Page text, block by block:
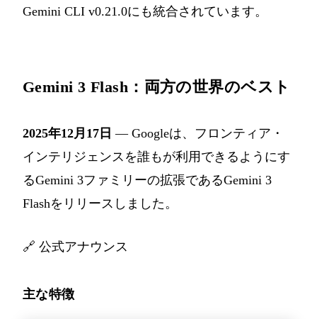
Gemini CLI v0.21.0にも統合されています。
Gemini 3 Flash：両方の世界のベスト
2025年12月17日 — Googleは、フロンティア・
インテリジェンスを誰もが利用できるようにす
るGemini 3ファミリーの拡張であるGemini 3
Flashをリリースしました。
🔗 公式アナウンス
主な特徴